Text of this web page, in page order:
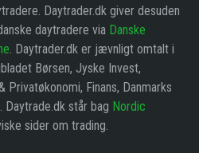
Daytrader.dk giver desuden
daytradere via Danske
. Daytrader.dk er jævnligt omtalt i
Børsen, Jyske Invest,
Privatøkonomi, Finans, Danmarks
Daytrade.dk står bag Nordic
sider om trading.